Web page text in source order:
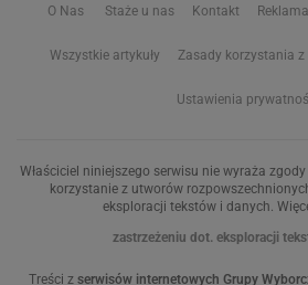
O Nas Staże u nas Kontakt Reklama
Wszystkie artykuły Zasady korzystania z
Ustawienia
Właściciel niniejszego serwisu nie wyraża
korzystanie z utworów
eksploracji tekstów i danych.
zastrzeżeniu dot. eksploracji
Treści z serwisów internetowych Grupy